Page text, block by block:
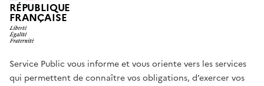
RÉPUBLIQUE
FRANÇAISE
Service Public vous informe et vous oriente vers les services
qui permettent de connaître vos obligations, d’exercer vos